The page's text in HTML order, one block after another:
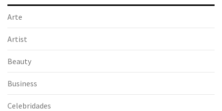
Arte
Artist
Beauty
Business
Celebridades